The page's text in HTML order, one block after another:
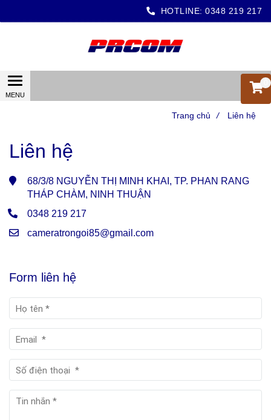
HOTLINE: 0348 219 217
Trang chủ / Liên hệ
Liên hệ
68/3/8 NGUYỄN THỊ MINH KHAI, TP. PHAN RANG
THÁP CHÀM, NINH THUẬN
0348 219 217
cameratrongoi85@gmail.com
Form liên hệ